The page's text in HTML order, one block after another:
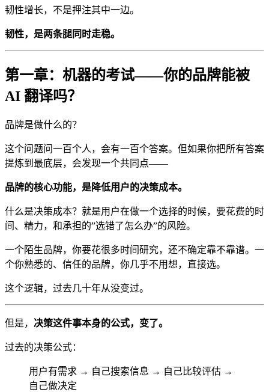
韧性增长，不是押注其中一边。
韧性，是两条腿同时走稳。
第一章：机器的考试——你的品牌能被
AI 翻译吗？
品牌是做什么的？
这个问题问一百个人，会有一百个答案。但如果你把所有答案
提炼到最底层，会发现一个共同点——
品牌的核心功能，是降低用户的决策成本。
什么是决策成本？就是用户在做一个选择的时候，要花费的时
间、精力，和承担的”选错了怎么办”的风险。
一个陌生品牌，你要花很多时间研究，还不确定靠不靠谱。一
个你熟悉的、信任的品牌，你几乎不用想，直接选。
这个逻辑，过去几十年从没变过。
但是， 决策这件事本身的公式，变了。
过去的决策公式：
用户有需求 → 自己搜索信息 → 自己比较评估 →
自己做决定